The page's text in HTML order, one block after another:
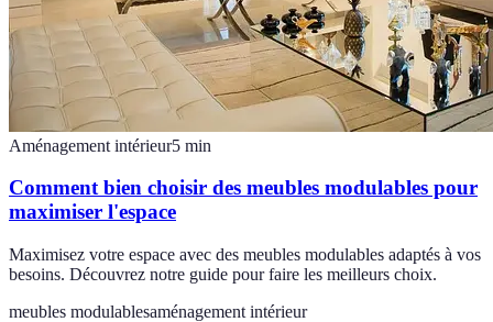
Aménagement intérieur5 min
Comment bien choisir des meubles modulables pour
maximiser l'espace
Maximisez votre espace avec des meubles modulables adaptés à vos
besoins. Découvrez notre guide pour faire les meilleurs choix.
meubles modulablesaménagement intérieur